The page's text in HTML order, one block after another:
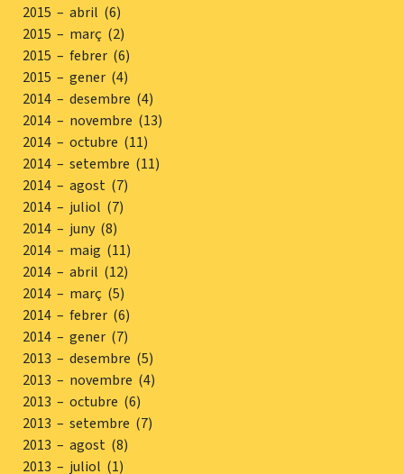
2015 – abril (6)
2015 – març (2)
2015 – febrer (6)
2015 – gener (4)
2014 – desembre (4)
2014 – novembre (13)
2014 – octubre (11)
2014 – setembre (11)
2014 – agost (7)
2014 – juliol (7)
2014 – juny (8)
2014 – maig (11)
2014 – abril (12)
2014 – març (5)
2014 – febrer (6)
2014 – gener (7)
2013 – desembre (5)
2013 – novembre (4)
2013 – octubre (6)
2013 – setembre (7)
2013 – agost (8)
2013 – juliol (1)